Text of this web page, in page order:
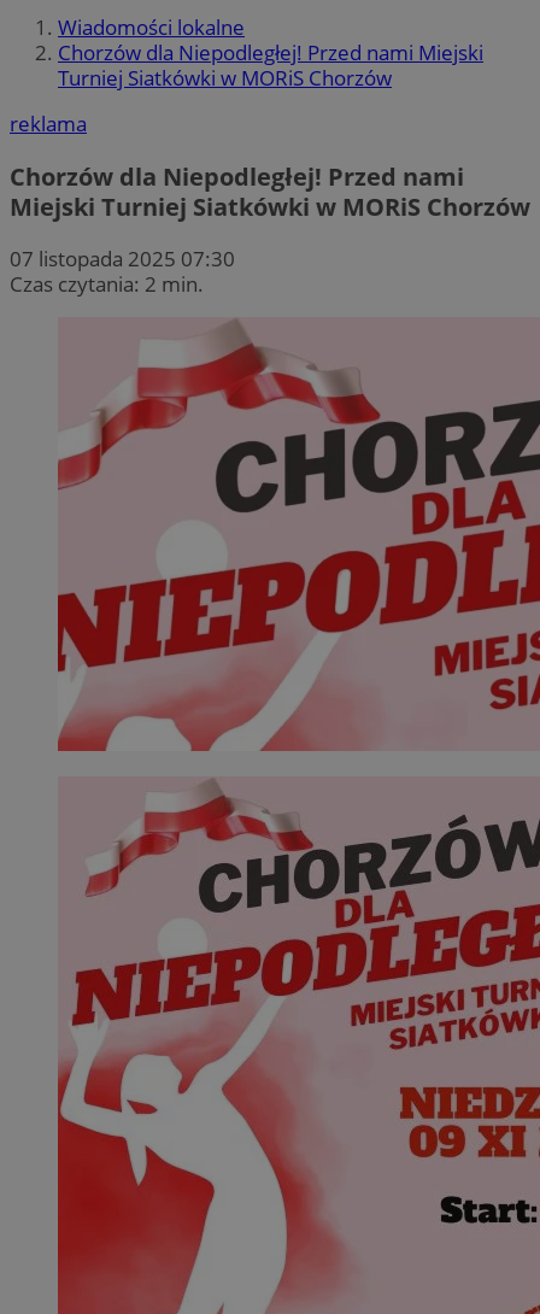
Wiadomości lokalne
Chorzów dla Niepodległej! Przed nami Miejski
Turniej Siatkówki w MORiS Chorzów
reklama
Chorzów dla Niepodległej! Przed nami
Miejski Turniej Siatkówki w MORiS Chorzów
07 listopada 2025 07:30
Czas czytania: 2 min.